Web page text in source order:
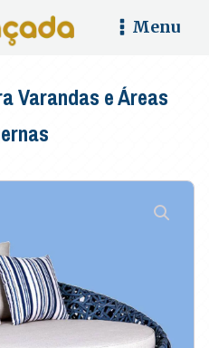
Menu
Varandas e Áreas